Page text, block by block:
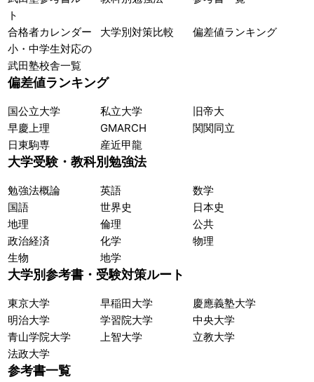
ト
合格者カレンダー 大学別対策比較
偏差値ランキング
小・中学生対応の
武田塾校舎一覧
偏差値ランキング
国公立大学 私立大学
旧帝大
早慶上理
GMARCH
関関同立
日東駒専
産近甲龍
大学受験・教科別勉強法
勉強法概論 英語
数学
国語
世界史
日本史
地理
倫理
公共
政治経済
化学
物理
生物
地学
大学別参考書・受験対策ルート
東京大学 早稲田大学
慶應義塾大学
明治大学
学習院大学
中央大学
青山学院大学
上智大学
立教大学
法政大学
参考書一覧